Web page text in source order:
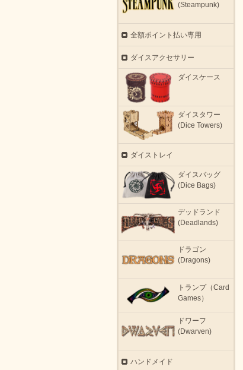
(Steampunk)
全額ポイント払い専用
ダイスアクセサリー
ダイスケース
ダイスタワー
(Dice Towers)
ダイストレイ
ダイスバッグ
(Dice Bags)
デッドランド
(Deadlands)
ドラゴン
(Dragons)
トランプ（Card
Games）
ドワーフ
(Dwarven)
ハンドメイド